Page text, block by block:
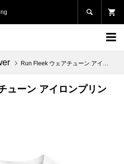


Run Fleek ウェアチューン アイロンプリントシート 162a4
ューン アイロンプリン